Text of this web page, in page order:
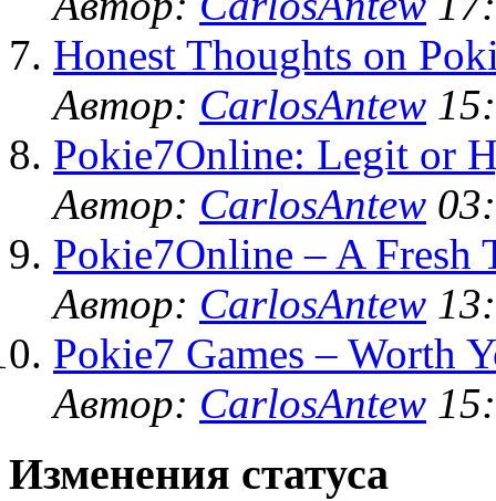
Honest Thoughts on
Автор: CarlosAntew
Pokie7Online: Legit or
Автор: CarlosAntew
Pokie7Online – A Fresh
Автор: CarlosAntew
Pokie7 Games – Worth
Автор: CarlosAntew
Изменения статуса